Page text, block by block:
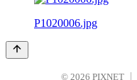
P1020006.jpg
© 2026 PIXNET